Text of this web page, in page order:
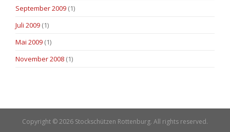
September 2009 (1)
Juli 2009 (1)
Mai 2009 (1)
November 2008 (1)
Copyright © 2026 Stockschützen Rottenburg. All rights reserved.